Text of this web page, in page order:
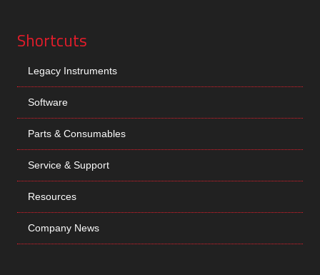
Shortcuts
Legacy Instruments
Software
Parts & Consumables
Service & Support
Resources
Company News